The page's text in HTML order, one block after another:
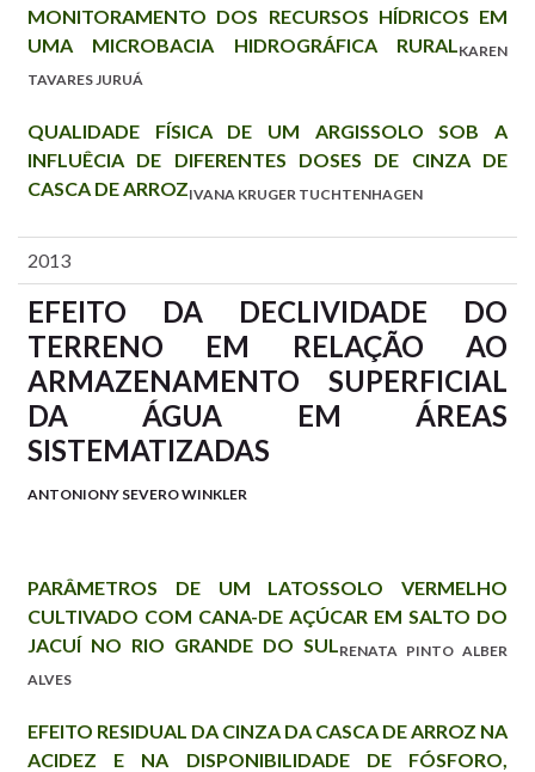
MONITORAMENTO DOS RECURSOS HÍDRICOS EM
UMA MICROBACIA HIDROGRÁFICA RURAL KAREN
TAVARES JURUÁ
QUALIDADE FÍSICA DE UM ARGISSOLO SOB A
INFLUÊCIA DE DIFERENTES DOSES DE CINZA DE
CASCA DE ARROZIVANA KRUGER TUCHTENHAGEN
2013
EFEITO DA DECLIVIDADE DO
TERRENO EM RELAÇÃO AO
ARMAZENAMENTO SUPERFICIAL
DA ÁGUA EM ÁREAS
SISTEMATIZADAS
ANTONIONY SEVERO WINKLER
PARÂMETROS DE UM LATOSSOLO VERMELHO
CULTIVADO COM CANA-DE AÇÚCAR EM SALTO DO
JACUÍ NO RIO GRANDE DO SUL RENATA PINTO ALBER
ALVES
EFEITO RESIDUAL DA CINZA DA CASCA DE ARROZ NA
ACIDEZ E NA DISPONIBILIDADE DE FÓSFORO,